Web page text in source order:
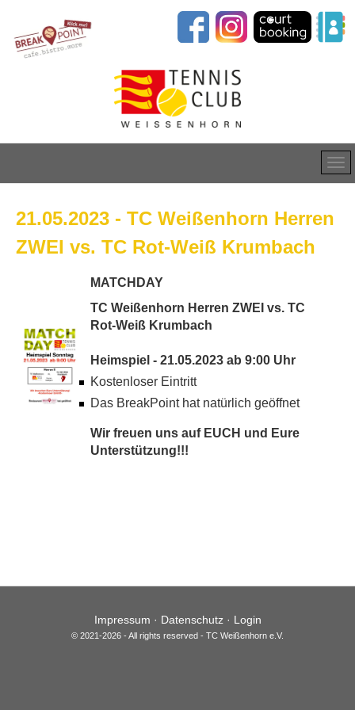
21.05.2023 - TC Weißenhorn Herren
ZWEI vs. TC Rot-Weiß Krumbach
MATCHDAY
TC Weißenhorn Herren ZWEI vs. TC
Rot-Weiß Krumbach
Heimspiel - 21.05.2023 ab 9:00 Uhr
Kostenloser Eintritt
Das BreakPoint hat natürlich geöffnet
Wir freuen uns auf EUCH und Eure
Unterstützung!!!
Impressum · Datenschutz· Login
© 2021-2026 - All rights reserved - TC Weißenhorn e.V.